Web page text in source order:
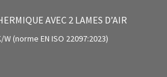
AVEC 2 LAMES D’AIR
W (norme EN ISO 22097:2023)